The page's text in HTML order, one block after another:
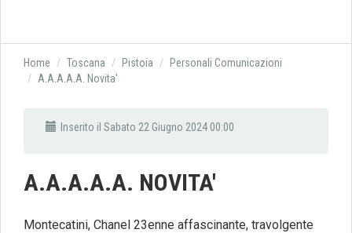
Home Toscana Pistoia
Personali Comunicazioni
A.A.A.A.A. Novita'
Inserito il Sabato 22 Giugno 2024 00:00
A.A.A.A.A. NOVITA'
Montecatini, Chanel 23enne affascinante, travolgente